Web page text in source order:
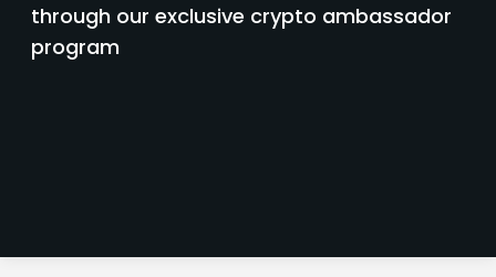
through our exclusive crypto ambassador
program